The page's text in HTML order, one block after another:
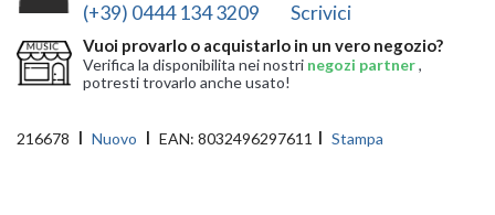
(+39) 0444 134 3209 Scrivici
Vuoi provarlo o acquistarlo in un vero negozio?
Verifica la disponibilita nei nostri negozi partner,
potresti trovarlo anche usato!
216678 Nuovo EAN: 8032496297611 Stampa